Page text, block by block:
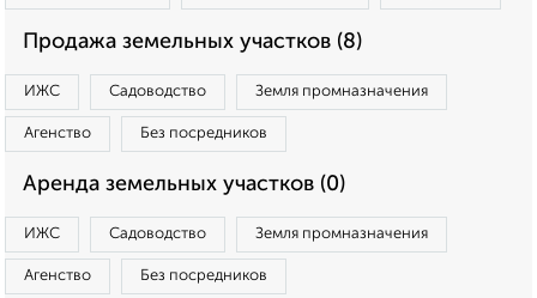
Продажа земельных участков (8)
ИЖС Садоводство Земля промназначения
Агенство Без посредников
Аренда земельных участков (0)
ИЖС Садоводство Земля промназначения
Агенство Без посредников